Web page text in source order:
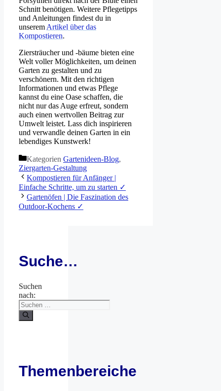
Schnitt benötigen. Weitere Pflegetipps
und Anleitungen findest du in
unserem Artikel über das
Kompostieren.
Ziersträucher und -bäume bieten eine
Welt voller Möglichkeiten, um deinen
Garten zu gestalten und zu
verschönern. Mit den richtigen
Informationen und etwas Pflege
kannst du eine Oase schaffen, die
nicht nur das Auge erfreut, sondern
auch einen wertvollen Beitrag zur
Umwelt leistet. Lass dich inspirieren
und verwandle deinen Garten in ein
lebendiges Kunstwerk!
Kategorien Gartenideen-Blog,
Ziergarten-Gestaltung
Kompostieren für Anfänger |
Einfache Schritte, um zu starten ✓
Gartenöfen | Die Faszination des
Outdoor-Kochens ✓
Suche…
Suchen
nach:
Themenbereiche